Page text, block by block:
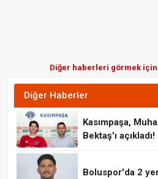
Diğer haberleri görmek için
Diğer Haberler
Kasımpaşa,
Bektaş'ı açıkladı!
Boluspor'da 2